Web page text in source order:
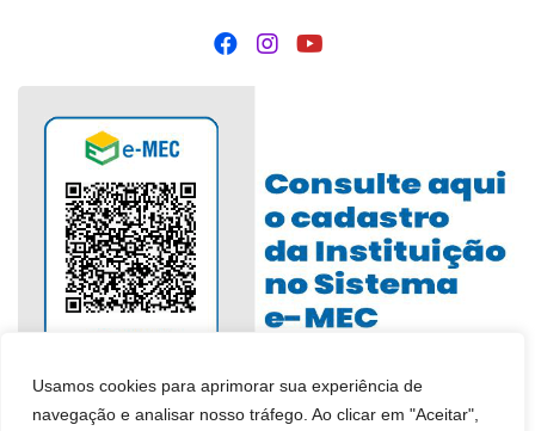
Usamos cookies para aprimorar sua experiência de
navegação e analisar nosso tráfego. Ao clicar em "Aceitar",